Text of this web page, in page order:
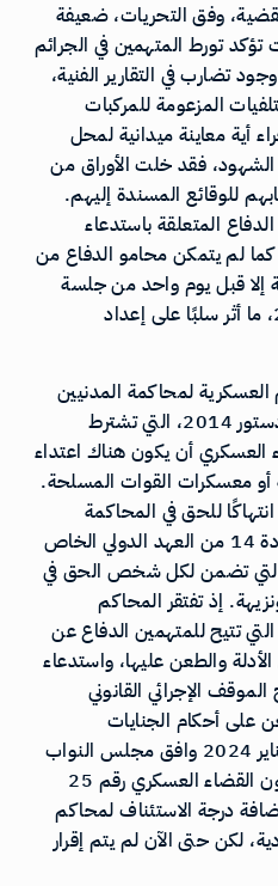
وفق التحريات، ضعيفة
تؤكد تورط المتهمين في الجرائم
تضارب في التقارير الفنية،
المزعومة للمركبات
أية معاينة ميدانية لمحل
الشهود، فقد خلت الأوراق من
للوقائع المسندة إليهم.
المتعلقة باستدعاء
لم يتمكن محامو الدفاع من
إلا قبل يوم واحد من جلسة
المرافعات في 9 ديسمبر 2024، ما أثر سلبًا على إعداد
لمحاكمة المدنيين
خرقًا صريحًا للمادة 204 من دستور 2014، التي تشترط
العسكري أن يكون هناك اعتداء
أو معسكرات القوات المسلحة.
للحق في المحاكمة
العادلة، المكفول بموجب المادة 14 من العهد الدولي الخاص
التي تضمن لكل شخص الحق في
إذ تفتقر المحاكم
تتيح للمتهمين الدفاع عن
والطعن عليها، واستدعاء
الإجرائي القانوني
على أحكام الجنايات
العسكرية. جدير بالذكر أنه في يناير 2024 وافق مجلس النواب
على مشروع قانون بتعديل قانون القضاء العسكري رقم 25
إضافة درجة الاستئناف لمحاكم
لكن حتى الآن لم يتم إقرار